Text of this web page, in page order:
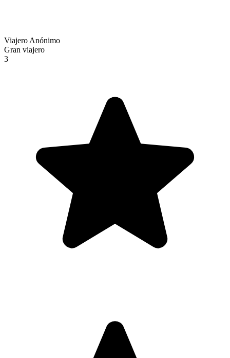
Viajero Anónimo
Gran viajero
3